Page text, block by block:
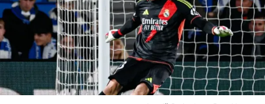
Букмекери
Казино